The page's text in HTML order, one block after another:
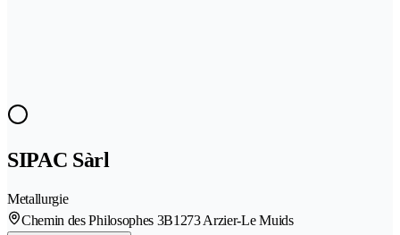
SIPAC Sàrl
Metallurgie
Chemin des Philosophes 3B1273 Arzier-Le Muids